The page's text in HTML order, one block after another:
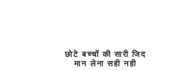
छोटे बच्चों की सारी जिद
मान लेना सही नही